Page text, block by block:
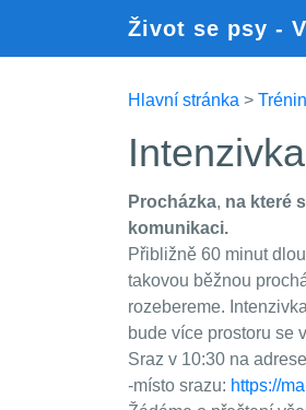
Život se psy -
Hlavní stránka >
Procházka, na které
komunikaci.
Přibližně 60 minut
takovou běžnou
rozebereme.
bude více prostoru se
Sraz v 10:30 na
-místo srazu: https://